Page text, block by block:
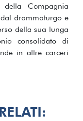
della Compagnia
drammaturgo e
della sua lunga
consolidato di
in altre carceri